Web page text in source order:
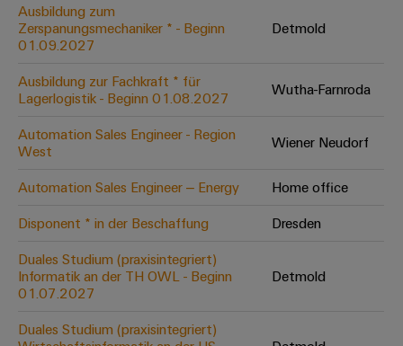
Moderne
und
digitale
für
klimafreundliche
im
Schiffbau
Verbindungslösungen
die
maritime
Industrie
Wasseraufbereitung
PCB
Services
Equipment
(OEM)
Access
&
Services
Industrial
Platform
easyConnect
Werkstatt
&
neues
Distribution
Ausbildung zum
Zerspanungsmechaniker * - Beginn
01.09.2027
Detmold
Ausbildung zur Fachkraft * für
Lagerlogistik - Beginn 01.08.2027
Wutha-Farnroda
Automation Sales Engineer - Region
West
Wiener Neudorf
Automation Sales Engineer – Energy
Home office
Disponent * in der Beschaffung
Dresden
Duales Studium (praxisintegriert)
Informatik an der TH OWL - Beginn
01.07.2027
Detmold
Duales Studium (praxisintegriert)